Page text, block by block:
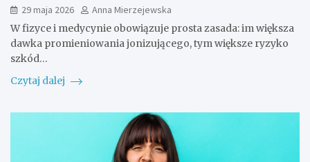
29 maja 2026
Anna Mierzejewska
W fizyce i medycynie obowiązuje prosta zasada: im większa
dawka promieniowania jonizującego, tym większe ryzyko
szkód…
Czytaj dalej